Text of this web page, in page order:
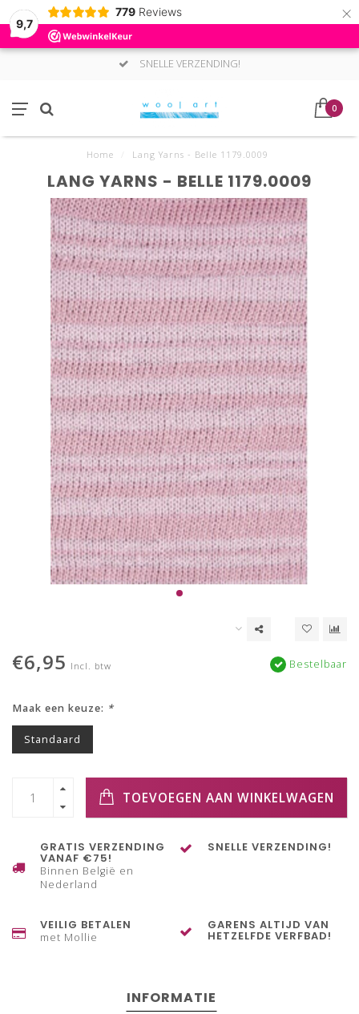
9,7
779 Reviews ×
SNELLE VERZENDING!
0
Home Lang Yarns - Belle 1179.0009
LANG YARNS - BELLE 1179.0009
€6,95 Incl. btw Bestelbaar
Maak een keuze: *
Standaard
TOEVOEGEN AAN WINKELWAGEN
GRATIS VERZENDING
VANAF €75!
Binnen België en
Nederland
SNELLE VERZENDING!
VEILIG BETALEN
met Mollie
GARENS ALTIJD VAN
HETZELFDE VERFBAD!
INFORMATIE